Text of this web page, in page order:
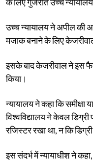
उच्च न्यायालय ने अपील की
मजाक बनाने के लिए
इसके बाद केजरीवाल ने इस
किया।
न्यायालय ने कहा कि समीक्षा
विश्वविद्यालय ने केवल डिग्री
रजिस्टर रखा था, न कि
इस संदर्भ में न्यायाधीश ने कहा,